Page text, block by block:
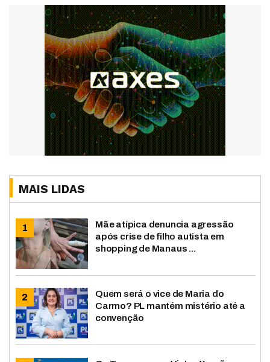
MAIS LIDAS
Mãe atípica denuncia agressão
após crise de filho autista em
shopping de Manaus ...
Quem será o vice de Maria do
Carmo? PL mantém mistério até a
convenção